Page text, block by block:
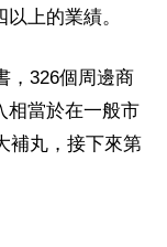
上的業績。
，326個周邊商
相當於在一般市
補丸，接下來第